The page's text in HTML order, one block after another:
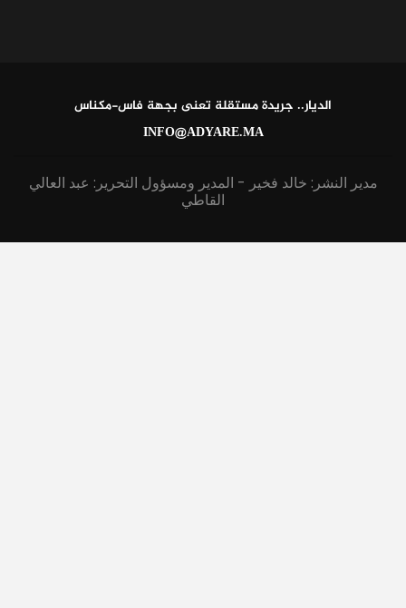
الديار.. جريدة مستقلة تعنى بجهة فاس-مكناس
INFO@ADYARE.MA
مدير النشر: خالد فخير - المدير ومسؤول التحرير: عبد العالي
القاطي